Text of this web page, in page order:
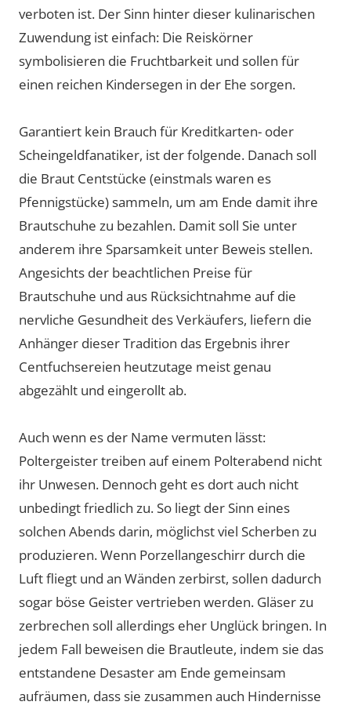
verboten ist. Der Sinn hinter dieser kulinarischen
Zuwendung ist einfach: Die Reiskörner
symbolisieren die Fruchtbarkeit und sollen für
einen reichen Kindersegen in der Ehe sorgen.
Garantiert kein Brauch für Kreditkarten- oder
Scheingeldfanatiker, ist der folgende. Danach soll
die Braut Centstücke (einstmals waren es
Pfennigstücke) sammeln, um am Ende damit ihre
Brautschuhe zu bezahlen. Damit soll Sie unter
anderem ihre Sparsamkeit unter Beweis stellen.
Angesichts der beachtlichen Preise für
Brautschuhe und aus Rücksichtnahme auf die
nervliche Gesundheit des Verkäufers, liefern die
Anhänger dieser Tradition das Ergebnis ihrer
Centfuchsereien heutzutage meist genau
abgezählt und eingerollt ab.
Auch wenn es der Name vermuten lässt:
Poltergeister treiben auf einem Polterabend nicht
ihr Unwesen. Dennoch geht es dort auch nicht
unbedingt friedlich zu. So liegt der Sinn eines
solchen Abends darin, möglichst viel Scherben zu
produzieren. Wenn Porzellangeschirr durch die
Luft fliegt und an Wänden zerbirst, sollen dadurch
sogar böse Geister vertrieben werden. Gläser zu
zerbrechen soll allerdings eher Unglück bringen. In
jedem Fall beweisen die Brautleute, indem sie das
entstandene Desaster am Ende gemeinsam
aufräumen, dass sie zusammen auch Hindernisse